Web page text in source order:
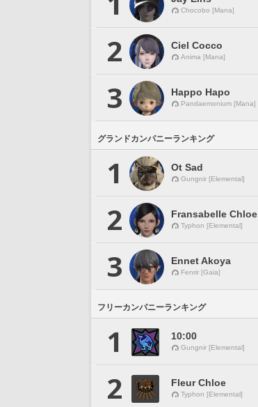
Chocobo [Mana]
2 Ciel Cocco
Anima [Mana]
3 Happo Hapo
Pandaemonium [Mana]
グランドカンパニーランキング
1 Ot Sad
Gungnir [Elemental]
2 Fransabelle Chloe
Typhon [Elemental]
3 Ennet Akoya
Fenrir [Gaia]
フリーカンパニーランキング
1 10:00
Gungnir [Elemental]
2 Fleur Chloe
Typhon [Elemental]